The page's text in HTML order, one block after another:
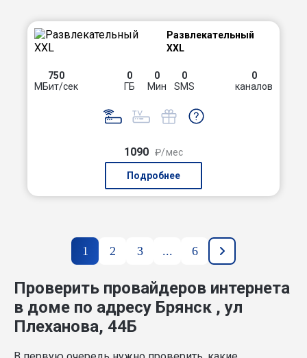
Развлекательный
XXL
750
МБит/сек
0
ГБ
0
Мин
0
SMS
0
каналов
1090 ₽/мес
Подробнее
1 2 3 ... 6
Проверить провайдеров интернета
в доме по адресу Брянск , ул
Плеханова, 44Б